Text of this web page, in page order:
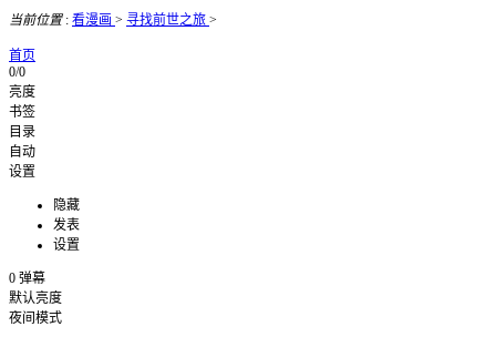
当前位置: 看漫画 > 寻找前世之旅 >
首页
0/0
亮度
书签
目录
自动
设置
隐藏
发表
设置
0 弹幕
默认亮度
夜间模式